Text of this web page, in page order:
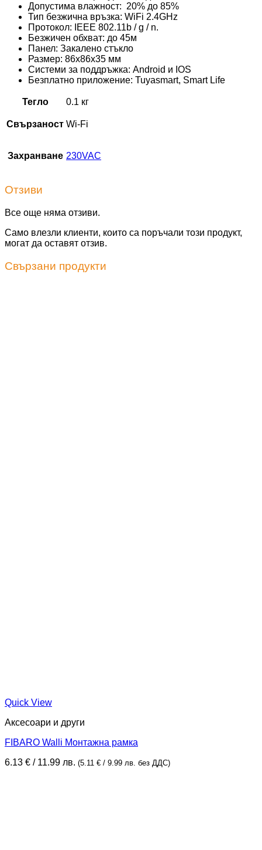
Допустима влажност: 20% до 85%
Тип безжична връзка: WiFi 2.4GHz
Протокол: IEEE 802.11b / g / n.
Безжичен обхват: до 45м
Панел: Закалено стъкло
Размер: 86х86х35 мм
Системи за поддръжка: Android и IOS
Безплатно приложение: Tuyasmart, Smart Life
Тегло 0.1 кг
Свързаност Wi-Fi
Захранване 230VAC
Отзиви
Все още няма отзиви.
Само влезли клиенти, които са поръчали този продукт,
могат да оставят отзив.
Свързани продукти
Quick View
Аксесоари и други
FIBARO Walli Монтажна рамка
6.13 € / 11.99 лв. (5.11 € / 9.99 лв. без ДДС)